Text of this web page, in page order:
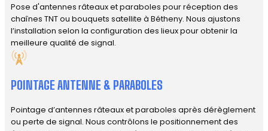
Pose d'antennes râteaux et paraboles pour réception des
chaînes TNT ou bouquets satellite à Bétheny. Nous ajustons
l’installation selon la configuration des lieux pour obtenir la
meilleure qualité de signal.
POINTAGE ANTENNE & PARABOLES
Pointage d’antennes râteaux et paraboles après dérèglement
ou perte de signal. Nous contrôlons le positionnement des